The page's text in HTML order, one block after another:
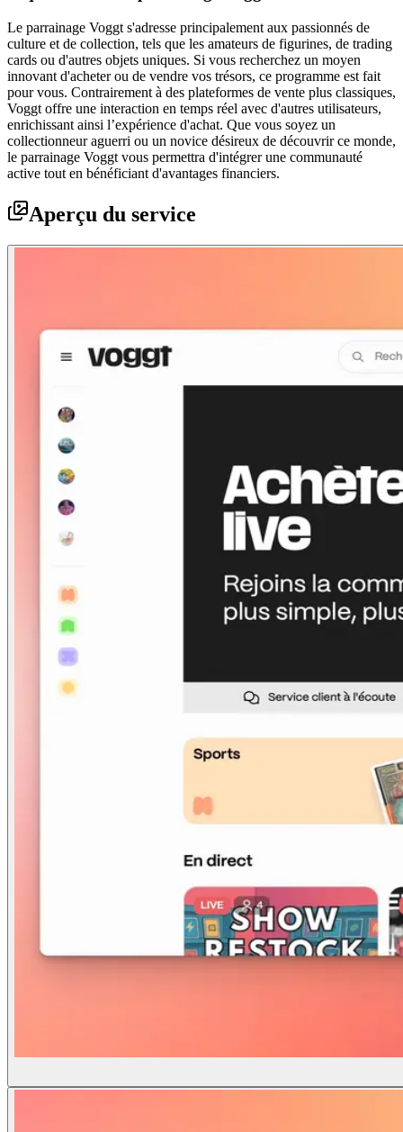
Le parrainage Voggt s'adresse principalement aux passionnés de
culture et de collection, tels que les amateurs de figurines, de trading
cards ou d'autres objets uniques. Si vous recherchez un moyen
innovant d'acheter ou de vendre vos trésors, ce programme est fait
pour vous. Contrairement à des plateformes de vente plus classiques,
Voggt offre une interaction en temps réel avec d'autres utilisateurs,
enrichissant ainsi l’expérience d'achat. Que vous soyez un
collectionneur aguerri ou un novice désireux de découvrir ce monde,
le parrainage Voggt vous permettra d'intégrer une communauté
active tout en bénéficiant d'avantages financiers.
Aperçu du service